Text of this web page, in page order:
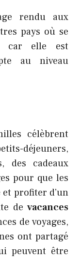
rendu aux
pays où se
car elle est
au niveau
célèbrent
déjeuners,
des cadeaux
pour que les
profiter d’un
de vacances
de voyages,
ont partagé
peuvent être